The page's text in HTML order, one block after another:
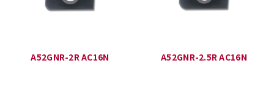
A52GNR-2R AC16N A52GNR-2.5R AC16N